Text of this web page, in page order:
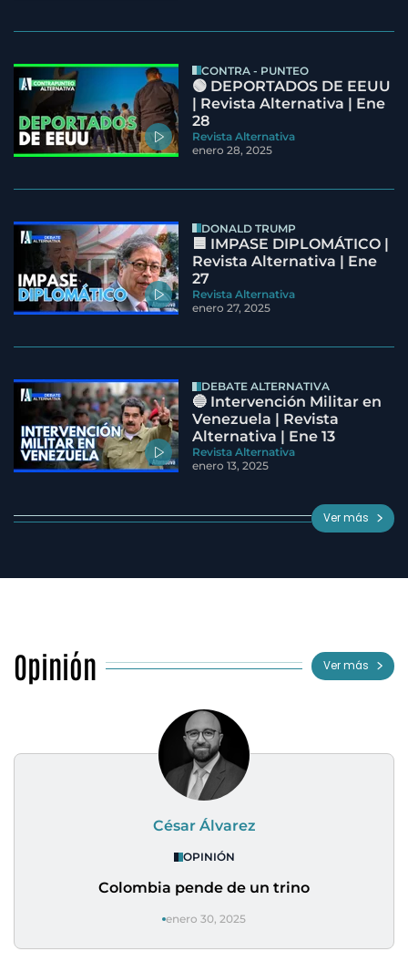
CONTRA - PUNTEO
🟢 DEPORTADOS DE EEUU
| Revista Alternativa | Ene
28
Revista Alternativa
enero 28, 2025
DONALD TRUMP
🟦 IMPASE DIPLOMÁTICO |
Revista Alternativa | Ene
27
Revista Alternativa
enero 27, 2025
DEBATE ALTERNATIVA
🔵 Intervención Militar en
Venezuela | Revista
Alternativa | Ene 13
Revista Alternativa
enero 13, 2025
Ver más
Opinión Ver más
César Álvarez
OPINIÓN
Colombia pende de un trino
enero 30, 2025